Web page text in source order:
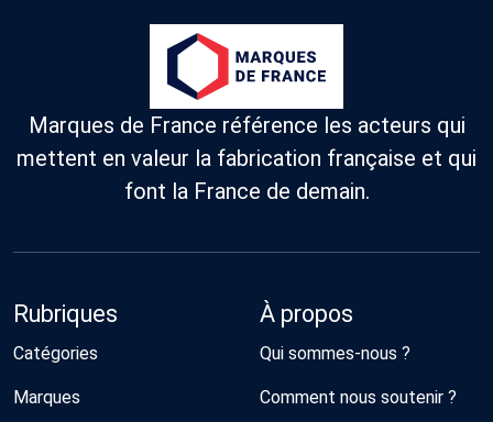
Marques de France référence les acteurs qui
mettent en valeur la fabrication française et qui
font la France de demain.
Rubriques
Catégories
Marques
À propos
Qui sommes-nous ?
Comment nous soutenir ?